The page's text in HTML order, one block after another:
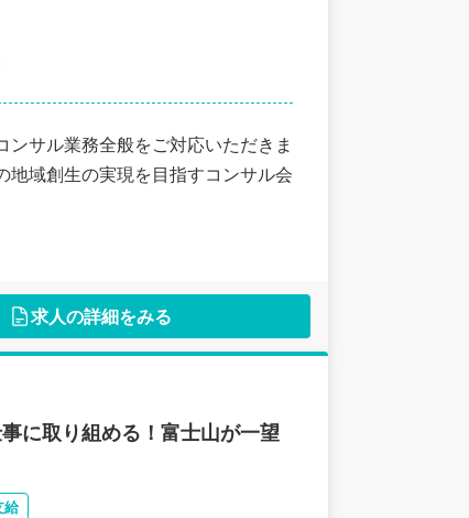
サル業務全般をご対応いただきま
域創生の実現を目指すコンサル会
求人の詳細をみる
に取り組める！富士山が一望
給